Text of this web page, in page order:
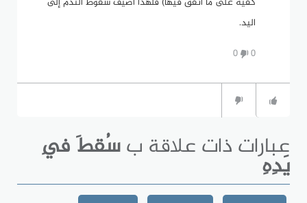
اليد.
0
0
عبارات ذات علاقة بسُقطَ فِي
يَدِهِ